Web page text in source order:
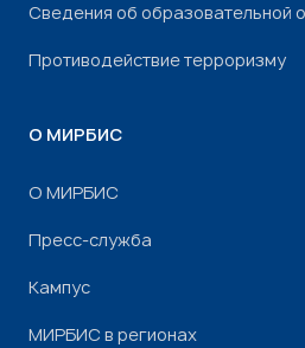
Сведения об образовательной
Противодействие терроризму
О МИРБИС
О МИРБИС
Пресс-служба
Кампус
МИРБИС в регионах